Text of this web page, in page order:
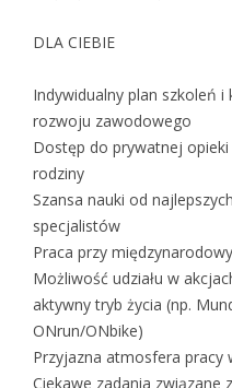
DLA CIEBIE
Indywidualny plan szkoleń
rozwoju zawodowego
Dostęp do prywatnej
rodziny
Szansa nauki od
specjalistów
Praca przy
Możliwość udziału w
aktywny tryb życia (np.
ONrun/ONbike)
Przyjazna atmosfera pracy
Ciekawe zadania